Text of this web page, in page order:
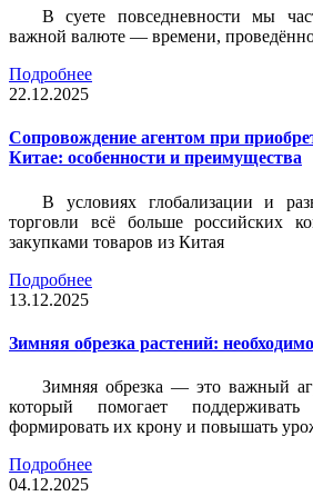
В суете повседневности мы
важной валюте — времени,
Подробнее
22.12.2025
Сопровождение агентом при
Китае: особенности и преимущества
В условиях глобализации и
торговли всё больше российских
закупками товаров из Китая
Подробнее
13.12.2025
Зимняя обрезка растений:
Зимняя обрезка — это важный
который помогает поддерживать
формировать их крону и повышать
Подробнее
04.12.2025